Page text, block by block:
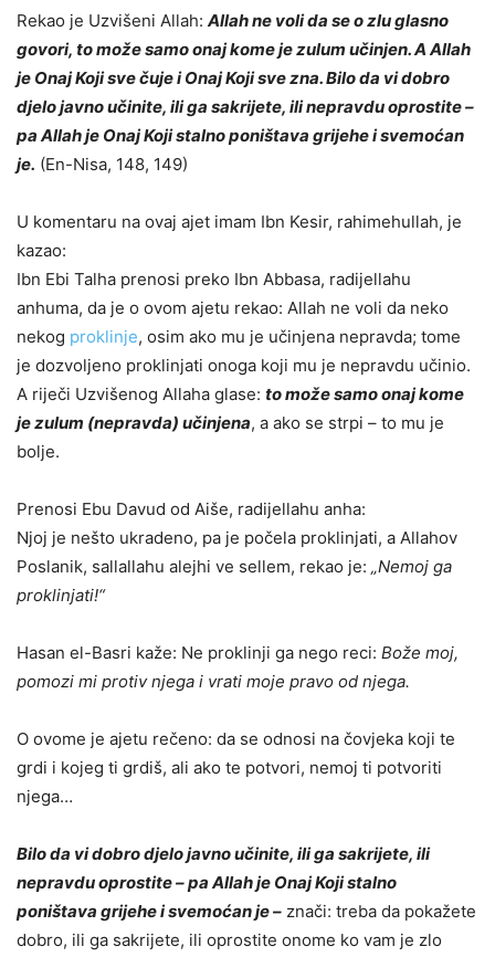
Rekao je Uzvišeni Allah: Allah ne voli da se o zlu glasno
govori, to može samo onaj kome je zulum učinjen. A Allah
je Onaj Koji sve čuje i Onaj Koji sve zna. Bilo da vi dobro
djelo javno učinite, ili ga sakrijete, ili nepravdu oprostite –
pa Allah je Onaj Koji stalno poništava grijehe i svemoćan
je. (En-Nisa, 148, 149)
U komentaru na ovaj ajet imam Ibn Kesir, rahimehullah, je
kazao:
Ibn Ebi Talha prenosi preko Ibn Abbasa, radijellahu
anhuma, da je o ovom ajetu rekao: Allah ne voli da neko
nekog proklinje, osim ako mu je učinjena nepravda; tome
je dozvoljeno proklinjati onoga koji mu je nepravdu učinio.
A riječi Uzvišenog Allaha glase: to može samo onaj kome
je zulum (nepravda) učinjena, a ako se strpi – to mu je
bolje.
Prenosi Ebu Davud od Aiše, radijellahu anha:
Njoj je nešto ukradeno, pa je počela proklinjati, a Allahov
Poslanik, sallallahu alejhi ve sellem, rekao je: „Nemoj ga
proklinjati!“
Hasan el-Basri kaže: Ne proklinji ga nego reci: Bože moj,
pomozi mi protiv njega i vrati moje pravo od njega.
O ovome je ajetu rečeno: da se odnosi na čovjeka koji te
grdi i kojeg ti grdiš, ali ako te potvori, nemoj ti potvoriti
njega…
Bilo da vi dobro djelo javno učinite, ili ga sakrijete, ili
nepravdu oprostite – pa Allah je Onaj Koji stalno
poništava grijehe i svemoćan je – znači: treba da pokažete
dobro, ili ga sakrijete, ili oprostite onome ko vam je zlo